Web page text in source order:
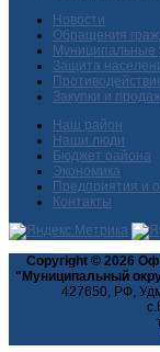
Новости
Обращения
Муниципальные
Защита
Закупки и
Наш район
Наши люди
Бюджет района
Экономика
Предприятия и
Контакты
Copyright © 2026
"Муниципальный
427650, РФ,